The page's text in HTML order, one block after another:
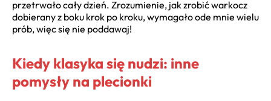
przetrwało cały dzień. Zrozumienie, jak zrobić warkocz
dobierany z boku krok po kroku, wymagało ode mnie wielu
prób, więc się nie poddawaj!
Kiedy klasyka się nudzi: inne
pomysły na plecionki